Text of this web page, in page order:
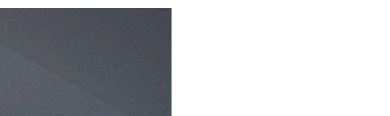
سقف ترنسپرنت